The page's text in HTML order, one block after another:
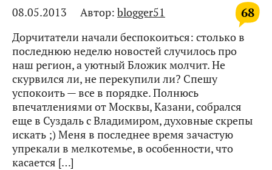
68
08.05.2013 Автор: blogger51
Дорчитатели начали беспокоиться: столько в
последнюю неделю новостей случилось про
наш регион, а уютный Бложик молчит. Не
скурвился ли, не перекупили ли? Спешу
успокоить — все в порядке. Полнюсь
впечатлениями от Москвы, Казани, собрался
еще в Суздаль с Владимиром, духовные скрепы
искать ;) Меня в последнее время зачастую
упрекали в мелкотемье, в особенности, что
касается […]